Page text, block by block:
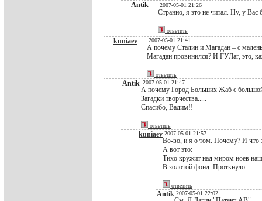
Antik 2007-05-01 21:26
Странно, я это не читал. Ну, у Вас
ответить
kuniaev 2007-05-01 21:41
А почему Сталин и Магадан – с
Магадан провинился? И ГУЛаг, это,
ответить
Antik 2007-05-01 21:47
А почему Город Больших Жаб с
Загадки творчества.....
Спасибо, Вадим!!
ответить
kuniaev 2007-05-01 21:57
Во-во, и я о том. Почему? И что
А вот это:
Тихо кружит над миром ноев
В золотой фонд. Проткнуло.
ответить
Antik 2007-05-01 22:02